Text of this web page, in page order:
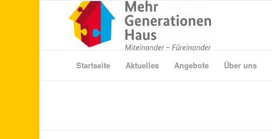
Startseite Aktuelles Angebote Über uns